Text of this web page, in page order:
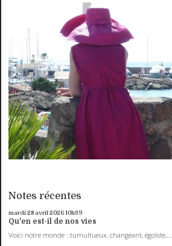
Notes récentes
mardi 28 avril 202610h39
Qu'en est-il de nos vies
Voici notre monde : tumultueux, changeant, égoïste,...